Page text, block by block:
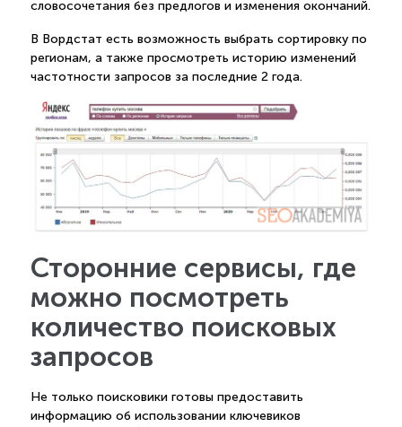
словосочетания без предлогов и изменения окончаний.
В Вордстат есть возможность выбрать сортировку по
регионам, а также просмотреть историю изменений
частотности запросов за последние 2 года.
Сторонние сервисы, где
можно посмотреть
количество поисковых
запросов
Не только поисковики готовы предоставить
информацию об использовании ключевиков